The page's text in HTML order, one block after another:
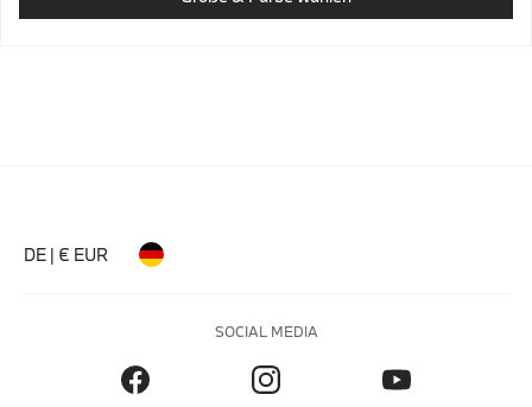
DE | € EUR
SOCIAL MEDIA